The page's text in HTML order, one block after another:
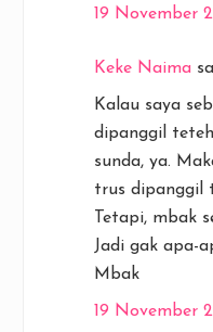
19 November
Keke Naima
Kalau saya
dipanggil
sunda, ya.
trus dipanggil
Tetapi, mbak
Jadi gak apa-
Mbak
19 November